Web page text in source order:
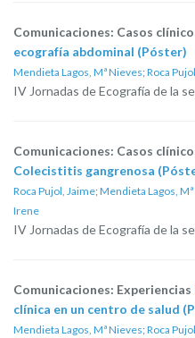
Comunicaciones: Casos
ecografía abdominal (Póster)
Mendieta Lagos, Mª Nieves; Roca
IV Jornadas de Ecografía de la
Comunicaciones: Casos
Colecistitis gangrenosa
Roca Pujol, Jaime; Mendieta Lagos,
Irene
IV Jornadas de Ecografía de la
Comunicaciones: Experiencias
clínica en un centro de salud
Mendieta Lagos, Mª Nieves; Roca